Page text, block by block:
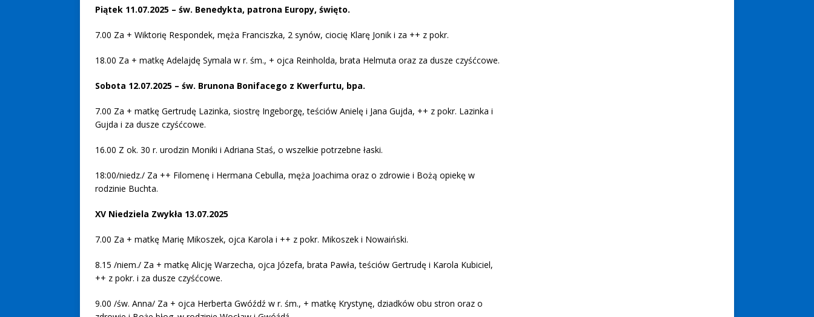
Piątek 11.07.2025 – św. Benedykta, patrona Europy, święto.
7.00 Za + Wiktorię Respondek, męża Franciszka, 2 synów, ciocię Klarę Jonik i za ++ z pokr.
18.00 Za + matkę Adelajdę Symala w r. śm., + ojca Reinholda, brata Helmuta oraz za dusze czyśćcowe.
Sobota 12.07.2025 – św. Brunona Bonifacego z Kwerfurtu, bpa.
7.00 Za + matkę Gertrudę Lazinka, siostrę Ingeborgę, teściów Anielę i Jana Gujda, ++ z pokr. Lazinka i
Gujda i za dusze czyśćcowe.
16.00 Z ok. 30 r. urodzin Moniki i Adriana Staś, o wszelkie potrzebne łaski.
18:00/niedz./ Za ++ Filomenę i Hermana Cebulla, męża Joachima oraz o zdrowie i Bożą opiekę w
rodzinie Buchta.
XV Niedziela Zwykła 13.07.2025
7.00 Za + matkę Marię Mikoszek, ojca Karola i ++ z pokr. Mikoszek i Nowaiński.
8.15 /niem./ Za + matkę Alicję Warzecha, ojca Józefa, brata Pawła, teściów Gertrudę i Karola Kubiciel,
++ z pokr. i za dusze czyśćcowe.
9.00 /św. Anna/ Za + ojca Herberta Gwóźdź w r. śm., + matkę Krystynę, dziadków obu stron oraz o